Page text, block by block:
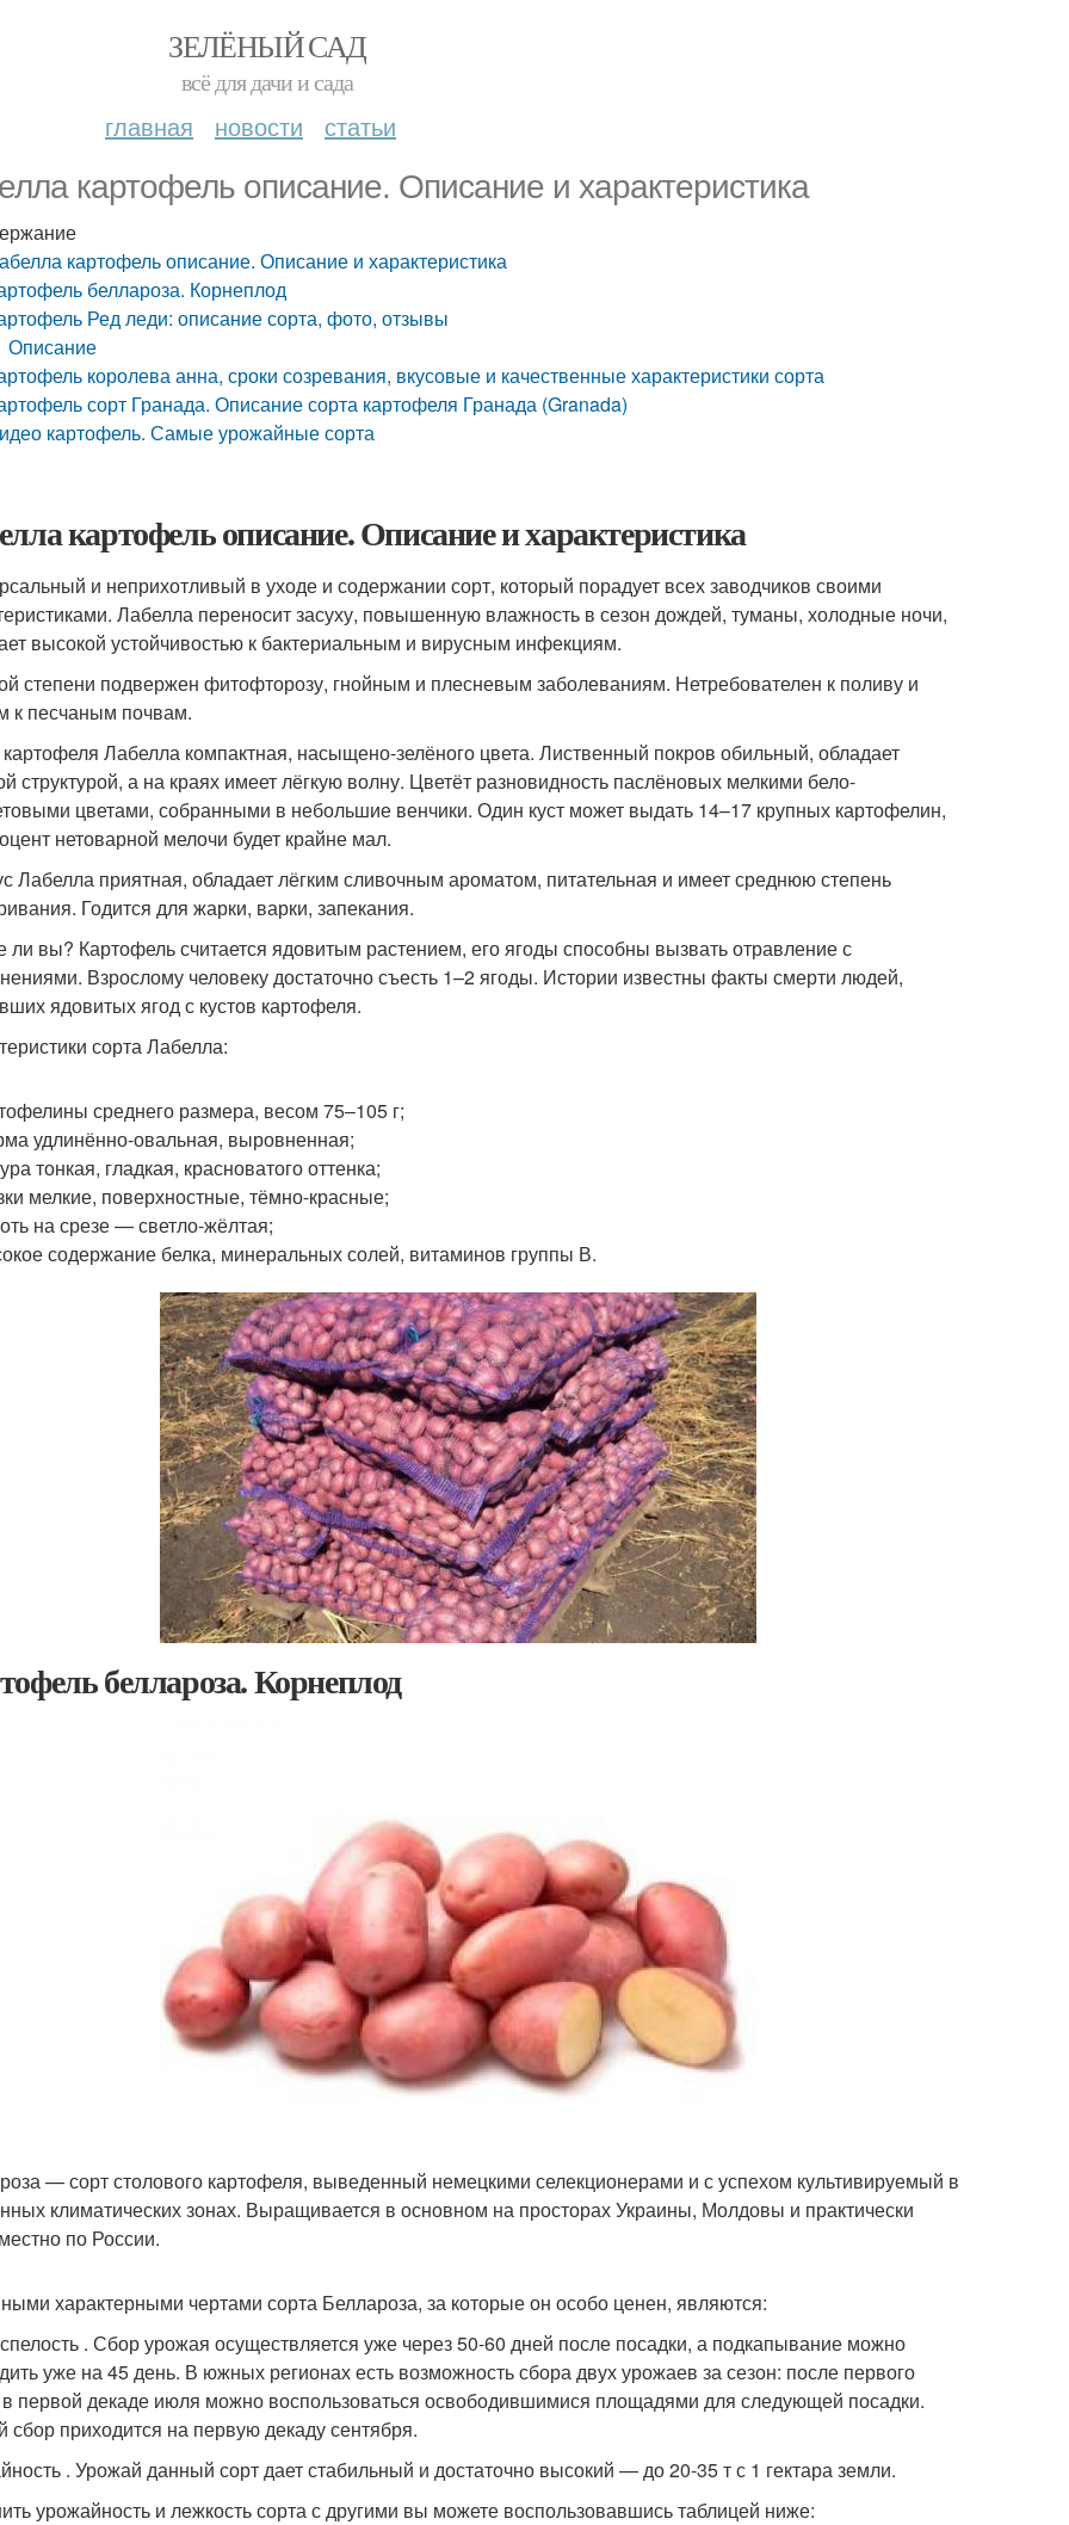
ЗЕЛЁНЫЙ САД
всё для дачи и сада
главная новости статьи
картофель описание. Описание и характеристика
картофель описание. Описание и характеристика
беллароза. Корнеплод
Ред леди: описание сорта, фото, отзывы
Описание
королева анна, сроки созревания, вкусовые и качественные характеристики сорта
сорт Гранада. Описание сорта картофеля Гранада (Granada)
картофель. Самые урожайные сорта
картофель описание. Описание и характеристика
и неприхотливый в уходе и содержании сорт, который порадует всех заводчиков своими
Лабелла переносит засуху, повышенную влажность в сезон дождей, туманы, холодные ночи,
высокой устойчивостью к бактериальным и вирусным инфекциям.
степени подвержен фитофторозу, гнойным и плесневым заболеваниям. Нетребователен к поливу и
к песчаным почвам.
Лабелла компактная, насыщено-зелёного цвета. Лиственный покров обильный, обладает
структурой, а на краях имеет лёгкую волну. Цветёт разновидность паслёновых мелкими бело-
цветами, собранными в небольшие венчики. Один куст может выдать 14–17 крупных картофелин,
нетоварной мелочи будет крайне мал.
Лабелла приятная, обладает лёгким сливочным ароматом, питательная и имеет среднюю степень
Годится для жарки, варки, запекания.
ли вы? Картофель считается ядовитым растением, его ягоды способны вызвать отравление с
Взрослому человеку достаточно съесть 1–2 ягоды. Истории известны факты смерти людей,
ядовитых ягод с кустов картофеля.
сорта Лабелла:
среднего размера, весом 75–105 г;
удлинённо-овальная, выровненная;
тонкая, гладкая, красноватого оттенка;
мелкие, поверхностные, тёмно-красные;
на срезе — светло-жёлтая;
содержание белка, минеральных солей, витаминов группы В.
беллароза. Корнеплод
— сорт столового картофеля, выведенный немецкими селекционерами и с успехом культивируемый в
климатических зонах. Выращивается в основном на просторах Украины, Молдовы и практически
по России.
характерными чертами сорта Беллароза, за которые он особо ценен, являются:
. Сбор урожая осуществляется уже через 50-60 дней после посадки, а подкапывание можно
уже на 45 день. В южных регионах есть возможность сбора двух урожаев за сезон: после первого
первой декаде июля можно воспользоваться освободившимися площадями для следующей посадки.
сбор приходится на первую декаду сентября.
. Урожай данный сорт дает стабильный и достаточно высокий — до 20-35 т с 1 гектара земли.
урожайность и лежкость сорта с другими вы можете воспользовавшись таблицей ниже: